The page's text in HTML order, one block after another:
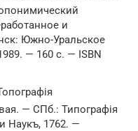
и
Южно-Уральское
— 160 с. — ISBN
— СПб.: Типографія
Наукъ, 1762. —